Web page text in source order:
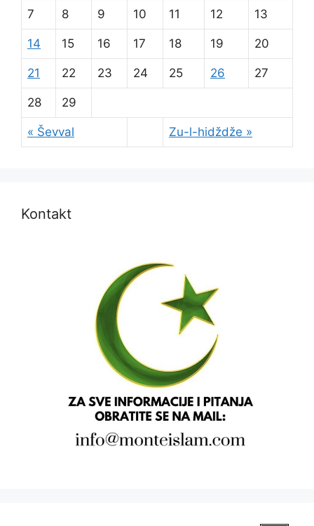
« Ševval Zu-l-hidždže »
7 8 9 10 11 12 13
14 15 16 17 18 19 20
21 22 23 24 25 26 27
28 29
Kontakt